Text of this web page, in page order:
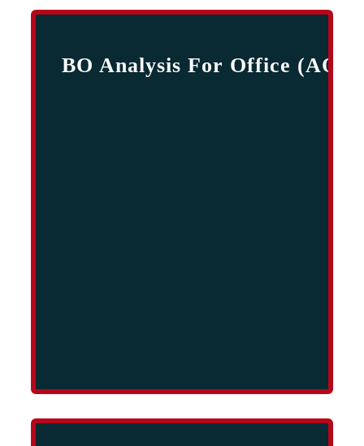
BO Analysis For Office (AO)